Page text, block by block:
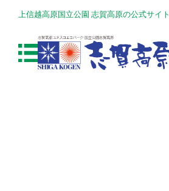
上信越高原国立公園 志賀高原の公式サイト